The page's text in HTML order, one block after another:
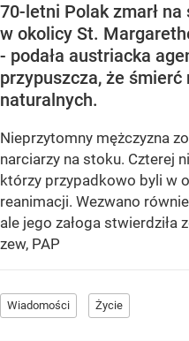
70-letni Polak zmarł
w okolicy St.
- podała austriacka
przypuszcza, że śmierć
naturalnych.
Nieprzytomny mężczyzna
narciarzy na stoku. Czterej
którzy przypadkowo byli w
reanimacji. Wezwano
ale jego załoga stwierdziła
zew, PAP
Wiadomości Życie